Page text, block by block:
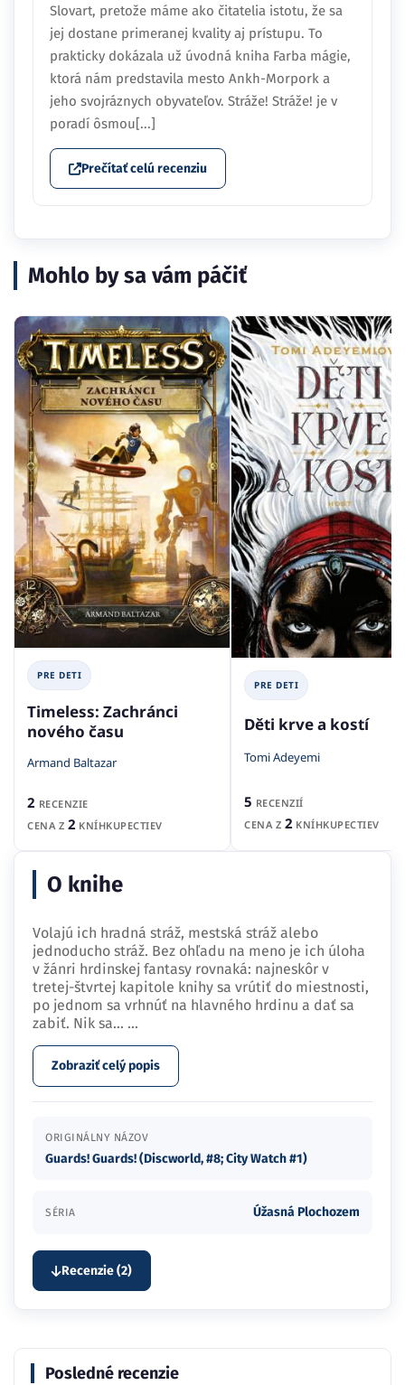
Slovart, pretože máme ako čitatelia istotu, že sa
jej dostane primeranej kvality aj prístupu. To
prakticky dokázala už úvodná kniha Farba mágie,
ktorá nám predstavila mesto Ankh-Morpork a
jeho svojráznych obyvateľov. Stráže! Stráže! je v
poradí ôsmou[...]
Prečítať celú recenziu
Mohlo by sa vám páčiť
PRE DETI
Timeless: Zachránci
nového času
Armand Baltazar
2 RECENZIE
CENA Z 2 KNÍHKUPECTIEV
PRE DETI
Děti krve a kostí
Tomi Adeyemi
5 RECENZIÍ
CENA Z 2 KNÍHKUPECTIEV
O knihe
Volajú ich hradná stráž, mestská stráž alebo
jednoducho stráž. Bez ohľadu na meno je ich úloha
v žánri hrdinskej fantasy rovnaká: najneskôr v
tretej-štvrtej kapitole knihy sa vrútiť do miestnosti,
po jednom sa vrhnúť na hlavného hrdinu a dať sa
zabiť. Nik sa… ...
Zobraziť celý popis
ORIGINÁLNY NÁZOV
Guards! Guards! (Discworld, #8; City Watch #1)
SÉRIA Úžasná Plochozem
Recenzie (2)
Posledné recenzie